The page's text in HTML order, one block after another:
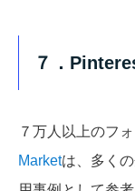
７．
７万人以上のフ
Marketは、多く